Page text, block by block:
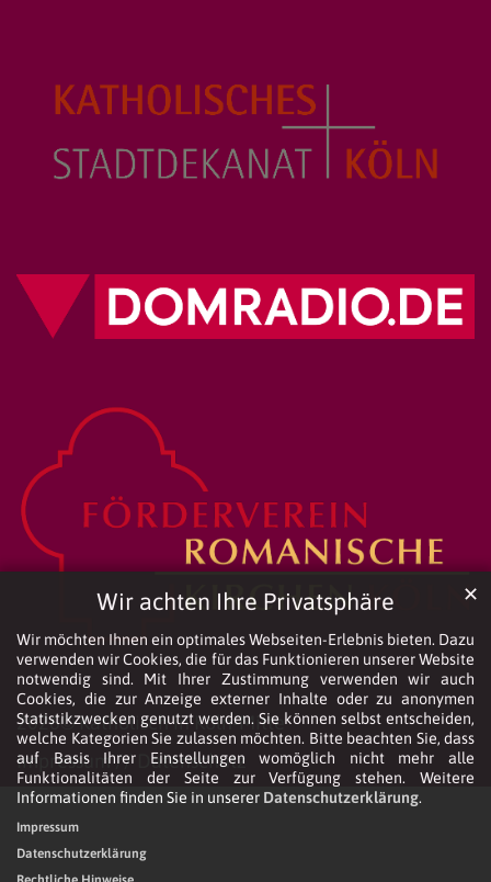
Wir achten Ihre Privatsphäre
Wir möchten Ihnen ein optimales Webseiten-Erlebnis bieten. Dazu
verwenden wir Cookies, die für das Funktionieren unserer Website
notwendig sind. Mit Ihrer Zustimmung verwenden wir auch
Cookies, die zur Anzeige externer Inhalte oder zu anonymen
Statistikzwecken genutzt werden. Sie können selbst entscheiden,
welche Kategorien Sie zulassen möchten. Bitte beachten Sie, dass
auf Basis Ihrer Einstellungen womöglich nicht mehr alle
Funktionalitäten der Seite zur Verfügung stehen. Weitere
Informationen finden Sie in unserer Datenschutzerklärung.
✕
Impressum
Datenschutzerklärung
2026© Katholisch in Köln-Mitte
Impressum// Datenschutz